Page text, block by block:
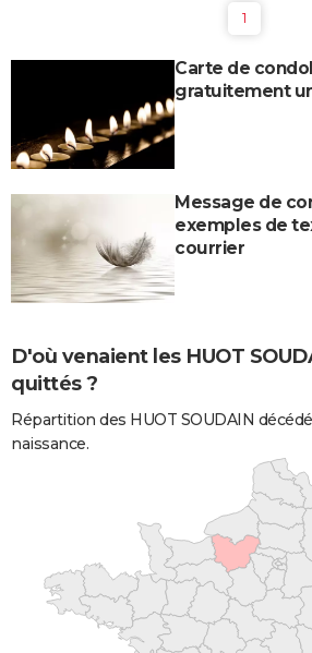
1
Carte de
gratuitement
Message de
exemples de
courrier
D'où venaient les HUOT
quittés ?
Répartition des HUOT SOUDAIN
naissance.